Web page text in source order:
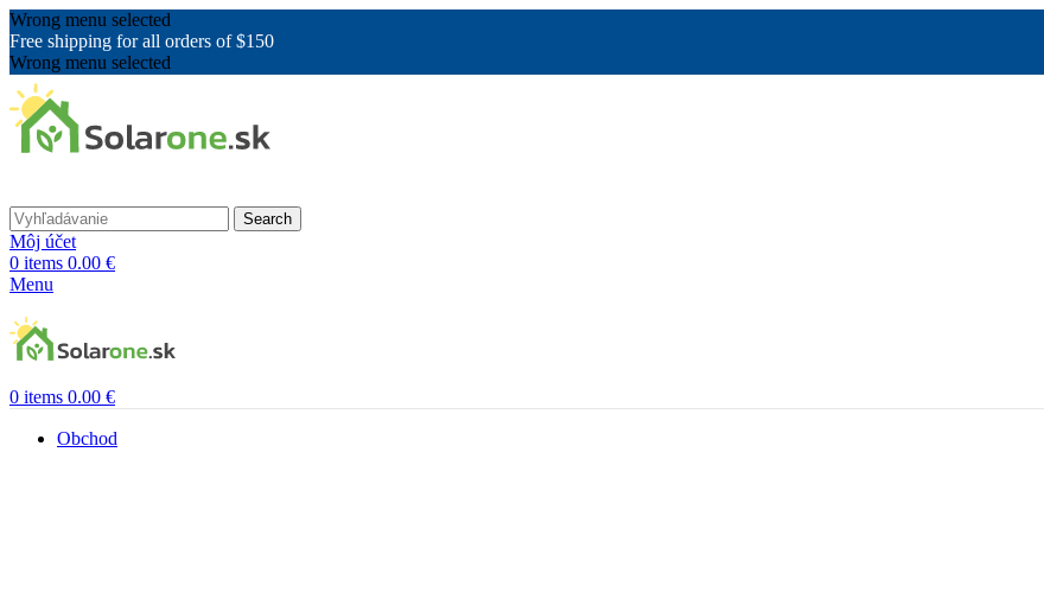
Wrong menu selected
Free shipping for all orders of $150
Wrong menu selected
Search
Môj účet
0 items 0.00 €
Menu
0 items 0.00 €
Obchod